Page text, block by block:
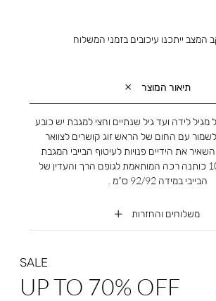
המצב ייתכנו עיכובים בזמני המשלוח
תיאור המוצר
משלוחים והחזרות
לידה ועד גיל שנתיים וחצי למגבת יש כובע
עם החום של הראש זוג קושרים לצוואר
את הידיים פנויות לעיטוף הבייבי המגבת
עשויה מבד 100% כותנה רכה המותאמת לגופם הרך והעדין של
הבייבי במידה 92/92 ס”מ .
SALE
UP TO 70% OFF